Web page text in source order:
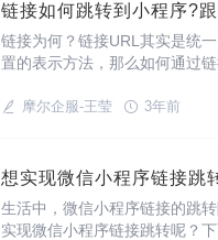
链接如何跳转到小程序?
链接为何？链接URL其实是统
置的表示方法，那么如何通过
摩尔企服-王莹 3年前
想实现微信小程序链接跳
生活中，微信小程序链接的跳
实现微信小程序链接跳转呢？